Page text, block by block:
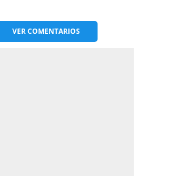
VERCOMENTARIOS